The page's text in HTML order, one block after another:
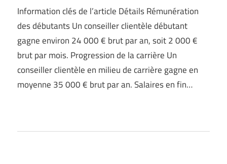
Information clés de l’article Détails Rémunération
des débutants Un conseiller clientèle débutant
gagne environ 24 000 € brut par an, soit 2 000 €
brut par mois. Progression de la carrière Un
conseiller clientèle en milieu de carrière gagne en
moyenne 35 000 € brut par an. Salaires en fin…